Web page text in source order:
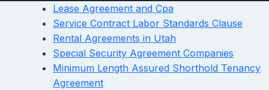
Lease Agreement and Cpa
Service Contract Labor Standards Clause
Rental Agreements in Utah
Special Security Agreement Companies
Minimum Length Assured Shorthold Tenancy
Agreement